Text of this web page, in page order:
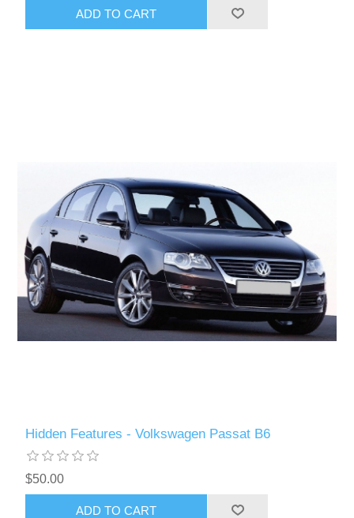
ADD TO CART
Hidden Features - Volkswagen Passat B6
$50.00
ADD TO CART